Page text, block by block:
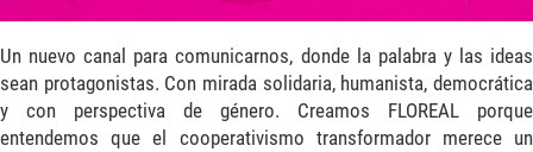
Un nuevo canal para comunicarnos, donde la palabra y las ideas
sean protagonistas. Con mirada solidaria, humanista, democrática
y con perspectiva de género. Creamos FLOREAL porque
entendemos que el cooperativismo transformador merece un